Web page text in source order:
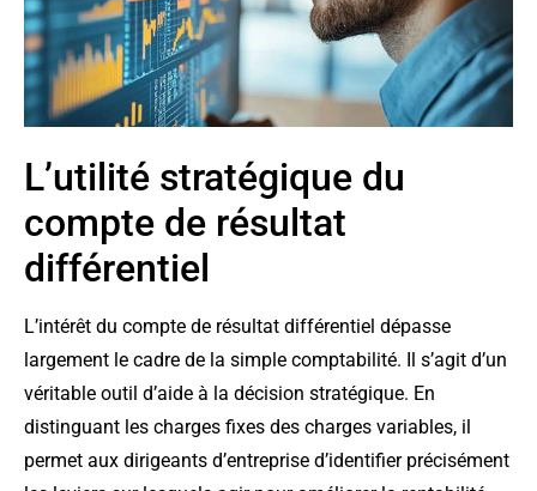
L’utilité stratégique du
compte de résultat
différentiel
L’intérêt du compte de résultat différentiel dépasse
largement le cadre de la simple comptabilité. Il s’agit d’un
véritable outil d’aide à la décision stratégique. En
distinguant les charges fixes des charges variables, il
permet aux dirigeants d’entreprise d’identifier précisément